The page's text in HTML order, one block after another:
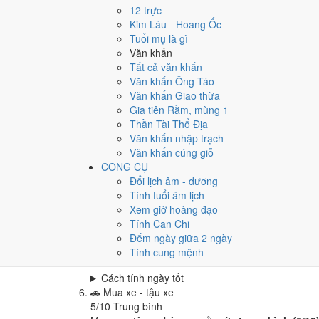
12 trực
Kim Lâu - Hoang Ốc
Tuổi mụ là gì
Văn khấn
Tất cả văn khấn
Văn khấn Ông Táo
Văn khấn Giao thừa
Gia tiên Rằm, mùng 1
Thần Tài Thổ Địa
Văn khấn nhập trạch
Văn khấn cúng giỗ
CÔNG CỤ
Đổi lịch âm - dương
Tính tuổi âm lịch
Xem giờ hoàng đạo
Tính Can Chi
Đếm ngày giữa 2 ngày
Tính cung mệnh
Cách tính ngày tốt
Khai trương - mở cửa hàng
Trung bình
Khai trương - mở cửa hàng hôm nay ở
Cách tính ngày tốt
Ký hợp đồng - giao ước
Trung bình
Ký hợp đồng - giao ước hôm nay ở
Cách tính ngày tốt
🏗️ Động thổ - khởi công
Trung bình
Động thổ - khởi công hôm nay ở
Cách tính ngày tốt
Nhập trạch - vào nhà mới
Trung bình
Nhập trạch - vào nhà mới hôm nay ở
Cách tính ngày tốt
🚗 Mua xe - tậu xe
5/10 Trung bình